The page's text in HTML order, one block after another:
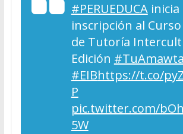
#PERUEDUCAinicia
inscripción al
de Tutoría
Edición #TuAmawta
#EIBhttps://t.co/
P
pic.twitter.com/
5W